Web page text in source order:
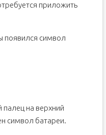
приложить
появился символ
на верхний
символ батареи.